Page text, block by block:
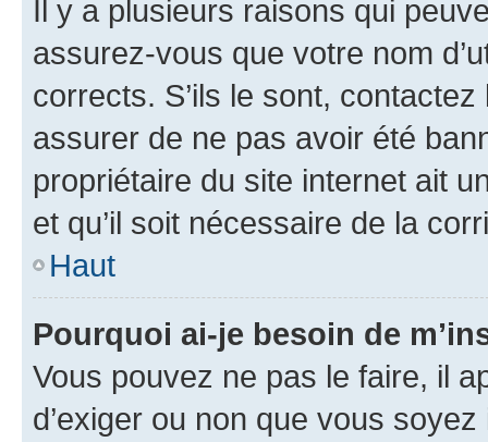
Il y a plusieurs raisons qui
assurez-vous que votre nom
corrects. S’ils le sont,
assurer de ne pas avoir été
propriétaire du site internet ait
et qu’il soit nécessaire de la
Haut
Pourquoi ai-je besoin de
Vous pouvez ne pas le faire, il
d’exiger ou non que vous